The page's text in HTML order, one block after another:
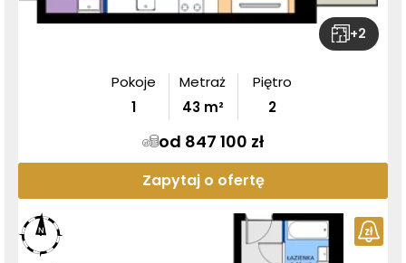
+2
Pokoje
1
Metraż
43m²
Piętro
2
od 847 100 zł
Zapytaj o ofertę